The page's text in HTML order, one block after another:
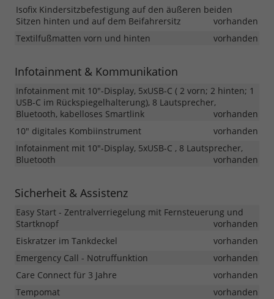
Isofix Kindersitzbefestigung auf den äußeren beiden
Sitzen hinten und auf dem Beifahrersitz
vorhanden
Textilfußmatten vorn und hinten
vorhanden
Infotainment & Kommunikation
Infotainment mit 10"-Display, 5xUSB-C ( 2 vorn; 2 hinten; 1
USB-C im Rückspiegelhalterung), 8 Lautsprecher,
Bluetooth, kabelloses Smartlink
vorhanden
10" digitales Kombiinstrument
vorhanden
Infotainment mit 10"-Display, 5xUSB-C , 8 Lautsprecher,
Bluetooth
vorhanden
Sicherheit & Assistenz
Easy Start - Zentralverriegelung mit Fernsteuerung und
Startknopf
vorhanden
Eiskratzer im Tankdeckel
vorhanden
Emergency Call - Notruffunktion
vorhanden
Care Connect für 3 Jahre
vorhanden
Tempomat
vorhanden